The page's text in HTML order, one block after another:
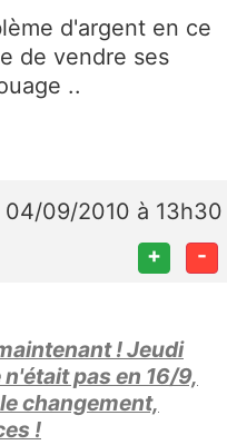
d'argent en ce
de vendre ses
..
04/09/2010 à 13h30
+ -
! Jeudi
pas en 16/9,
changement,
!